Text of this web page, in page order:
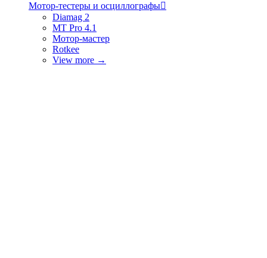
Мотор-тестеры и осциллографы
Diamag 2
MT Pro 4.1
Мотор-мастер
Rotkee
View more →